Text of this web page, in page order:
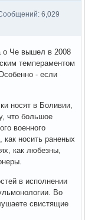
6,029
о Че вышел в 2008
темпераментом
- если
носят в Боливии,
что большое
военного
как носить раненых
как любезны,
в исполнении
Во
свистящие